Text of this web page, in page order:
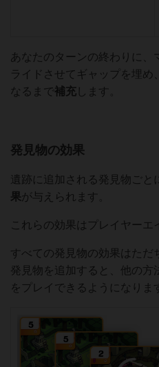
あなたのターンの終わりに、
ライドさせてギャップを埋め
なるまで補充 します。
発見物の効果
遺跡に追加される発見物ごと
果が与えられます。
これらの効果はプレイヤーエ
すべての発見物の効果はただ
発見物を追加すると、他の方
をプレイできるようになりま